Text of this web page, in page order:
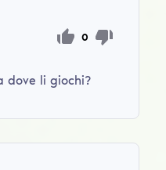
0
dove li giochi?